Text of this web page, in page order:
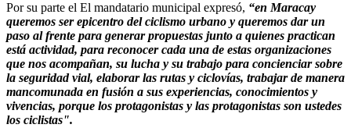
Por su parte el El mandatario municipal expresó, “en Maracay
queremos ser epicentro del ciclismo urbano y queremos dar un
paso al frente para generar propuestas junto a quienes practican
está actividad, para reconocer cada una de estas organizaciones
que nos acompañan, su lucha y su trabajo para concienciar sobre
la seguridad vial, elaborar las rutas y ciclovías, trabajar de manera
mancomunada en fusión a sus experiencias, conocimientos y
vivencias, porque los protagonistas y las protagonistas son ustedes
los ciclistas".